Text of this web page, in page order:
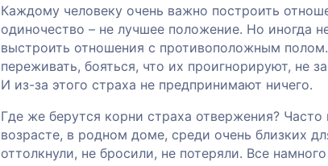
Каждому человеку очень важно построить
одиночество – не лучшее положение. Но иногда
выстроить отношения с противоположным
переживать, бояться, что их проигнорируют, не
И из-за этого страха не предпринимают ничего.
Где же берутся корни страха отвержения?
возрасте, в родном доме, среди очень близких
оттолкнули, не бросили, не потеряли. Все